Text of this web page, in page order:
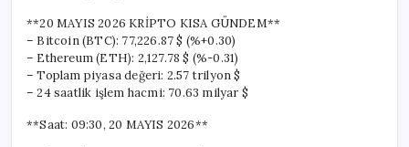
**20 MAYIS 2026 KRİPTO KISA GÜNDEM**
– Bitcoin (BTC): 77,226.87 $ (%+0.30)
– Ethereum (ETH): 2,127.78 $ (%-0.31)
– Toplam piyasa değeri: 2.57 trilyon $
– 24 saatlik işlem hacmi: 70.63 milyar $
**Saat: 09:30, 20 MAYIS 2026**